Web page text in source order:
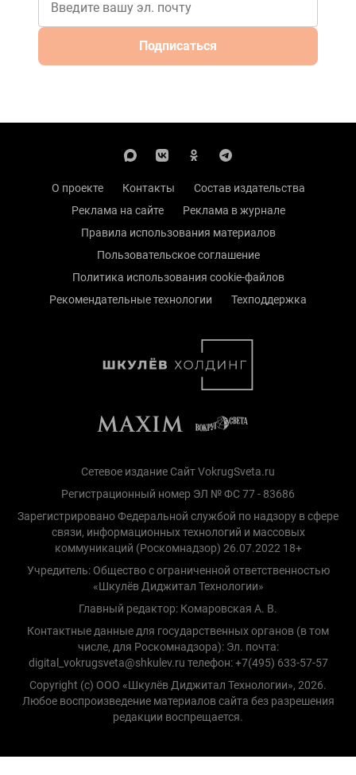
Подписаться
О проекте Контакты
Состав издательства
Реклама на сайте
Реклама в журнале
Правила использования материалов
Пользовательское соглашение
Политика использования cookie-файлов
Рекомендательные технологии
Техподдержка
Сетевое издание Сайт VokrugSveta.ru
Регистрационный номер ЭЛ № ФС 77 - 83686
Зарегистрировано Федеральной службой по надзору в сфере
связи, информационных технологий и массовых
коммуникаций (Роскомнадзор) 26.07.2022 18+
Учредитель: Общество с ограниченной ответственностью
«Шкулёв Диджитал Технологии»
Главный редактор: Комаровская А. В.
Контактные данные для государственных органов (в том
числе, для Роскомнадзора): Эл. почта:
digital_vokrugsveta@shkulev.ru телефон: +7(495) 633-57-57
Copyright (с) ООО «Шкулёв Диджитал Технологии», 2026.
Любое воспроизведение материалов сайта без разрешения
редакции воспрещается.